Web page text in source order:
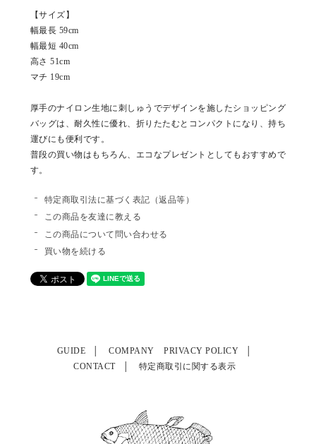
【サイズ】
幅最長 59cm
幅最短 40cm
高さ 51cm
マチ 19cm
厚手のナイロン生地に刺しゅうでデザインを施したショッピング
バッグは、耐久性に優れ、折りたたむとコンパクトになり、持ち
運びにも便利です。
普段の買い物はもちろん、エコなプレゼントとしてもおすすめで
す。
特定商取引法に基づく表記（返品等）
この商品を友達に教える
この商品について問い合わせる
買い物を続ける
GUIDE COMPANY
PRIVACY POLICY
CONTACT
特定商取引に関する表示